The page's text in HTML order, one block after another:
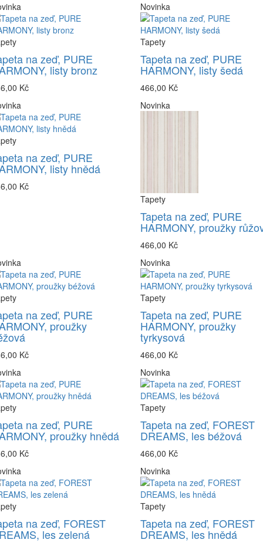
na zeď, PURE
listy bronz
Kč
Novinka
Tapety
Tapeta na zeď, PURE
HARMONY, listy šedá
466,00 Kč
na zeď, PURE
listy hnědá
Kč
Novinka
Tapety
Tapeta na zeď, PURE
HARMONY, proužky
466,00 Kč
na zeď, PURE
proužky
Kč
Novinka
Tapety
Tapeta na zeď, PURE
HARMONY, proužky
tyrkysová
466,00 Kč
na zeď, PURE
proužky hnědá
Kč
Novinka
Tapety
Tapeta na zeď, FOREST
DREAMS, les béžová
466,00 Kč
na zeď, FOREST
les zelená
Novinka
Tapety
Tapeta na zeď, FOREST
DREAMS, les hnědá